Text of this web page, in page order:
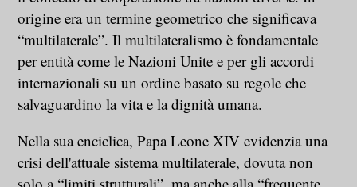
origine era un termine geometrico che significava
“multilaterale”. Il multilateralismo è fondamentale
per entità come le Nazioni Unite e per gli accordi
internazionali su un ordine basato su regole che
salvaguardino la vita e la dignità umana.
Nella sua enciclica, Papa Leone XIV evidenzia una
crisi dell'attuale sistema multilaterale, dovuta non